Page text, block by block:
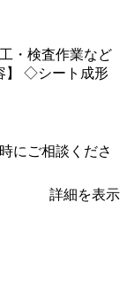
・検査作業など
】 ◇シート成形
にご相談くださ
詳細を表示